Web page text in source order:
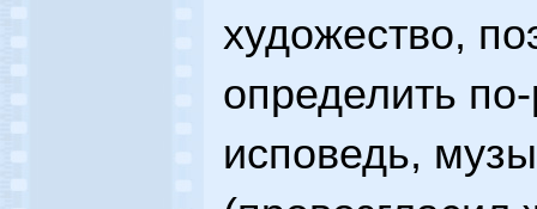
художество,
определить
исповедь,